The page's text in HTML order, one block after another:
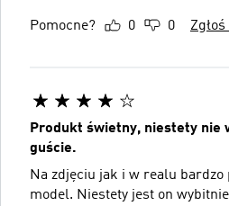
Pomocne? 0 0
Produkt świetny, niestety nie
guście.
Na zdjęciu jak i w realu bardzo
model. Niestety jest on